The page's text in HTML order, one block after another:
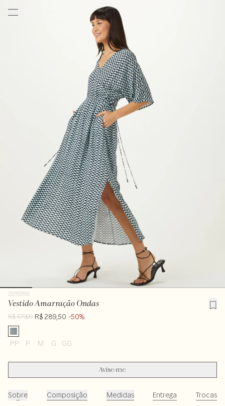
222103102
Vestido Amarração Ondas
R$ 579,00 R$ 289,50 -50%
PP P M G GG
Avise-me
Sobre Composição Medidas Entrega Trocas